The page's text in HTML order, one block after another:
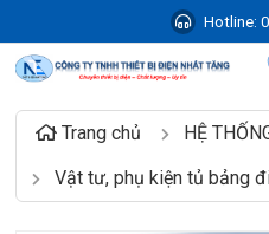
Hotline:
Trang chủ
HỆ
Vật tư, phụ kiện tủ bảng